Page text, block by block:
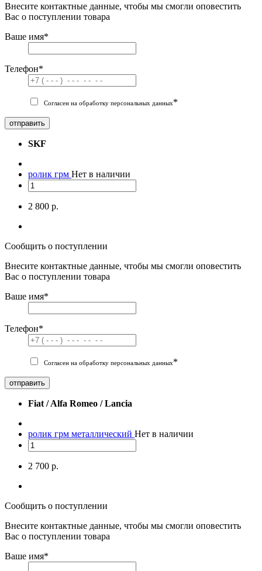
Внесите контактные данные, чтобы мы смогли оповестить
Вас о поступлении товара
Ваше имя*
Телефон*
Согласен на обработку персональных данных*
отправить
SKF
ролик грм Нет в наличии
2 800 р.
Сообщить о поступлении
Внесите контактные данные, чтобы мы смогли оповестить
Вас о поступлении товара
Ваше имя*
Телефон*
Согласен на обработку персональных данных*
отправить
Fiat / Alfa Romeo / Lancia
ролик грм металлический Нет в наличии
2 700 р.
Сообщить о поступлении
Внесите контактные данные, чтобы мы смогли оповестить
Вас о поступлении товара
Ваше имя*